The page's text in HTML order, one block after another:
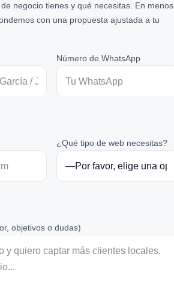
negocio tienes y qué necesitas. En menos
con una propuesta ajustada a tu
Número de WhatsApp
¿Qué tipo de web necesitas?
objetivos o dudas)